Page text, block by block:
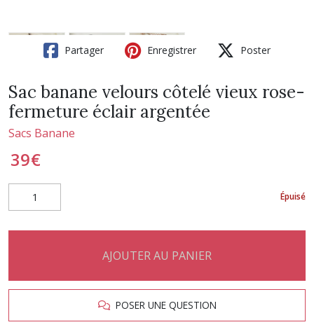
Partager Enregistrer Poster
Sac banane velours côtelé vieux rose-
fermeture éclair argentée
Sacs Banane
39€
Épuisé
AJOUTER AU PANIER
POSER UNE QUESTION